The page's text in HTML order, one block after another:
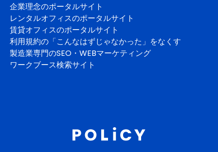
企業理念のポータルサイト
レンタルオフィスのポータルサイト
賃貸オフィスのポータルサイト
利用規約の「こんなはずじゃなかった」をなくす
製造業専門のSEO・WEBマーケティング
ワークブース検索サイト